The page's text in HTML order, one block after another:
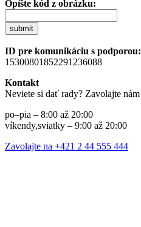
Opíšte kód z obrázku:
submit
ID pre komunikáciu s podporou:
15300801852291236088
Kontakt
Neviete si dať rady? Zavolajte nám
po–pia – 8:00 až 20:00
víkendy,sviatky – 9:00 až 20:00
Zavolajte na +421 2 44 555 444